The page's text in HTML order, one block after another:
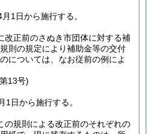
1日から施行する。
改正前のさぬき市団体に対する補
則の規定により補助金等の交付
については、なお従前の例によ
13号)
1日から施行する。
の規則による改正前のそれぞれの